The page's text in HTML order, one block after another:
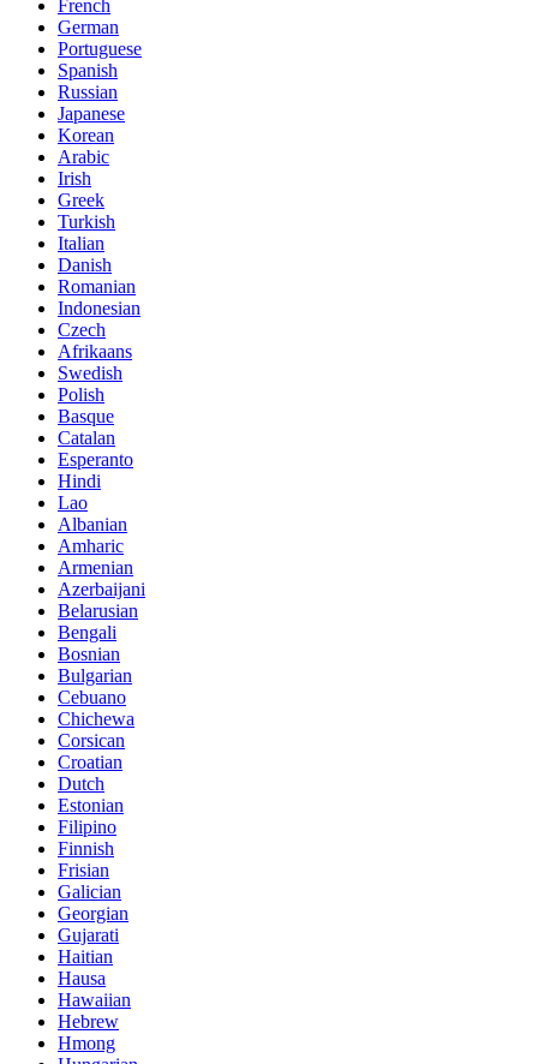
French
German
Portuguese
Spanish
Russian
Japanese
Korean
Arabic
Irish
Greek
Turkish
Italian
Danish
Romanian
Indonesian
Czech
Afrikaans
Swedish
Polish
Basque
Catalan
Esperanto
Hindi
Lao
Albanian
Amharic
Armenian
Azerbaijani
Belarusian
Bengali
Bosnian
Bulgarian
Cebuano
Chichewa
Corsican
Croatian
Dutch
Estonian
Filipino
Finnish
Frisian
Galician
Georgian
Gujarati
Haitian
Hausa
Hawaiian
Hebrew
Hmong